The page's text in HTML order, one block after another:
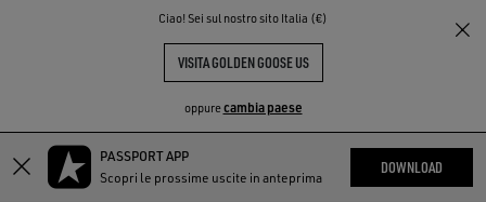
Ciao! Sei sul nostro sito Italia (€)
VISITA GOLDEN GOOSE US
oppurecambia paese
Vai
Vai
PASSPORT APP
Scopri le prossime uscite in anteprima
DOWNLOAD
THE
COMMUNITY